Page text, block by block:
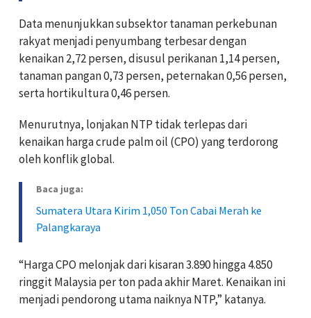
Data menunjukkan subsektor tanaman perkebunan
rakyat menjadi penyumbang terbesar dengan
kenaikan 2,72 persen, disusul perikanan 1,14 persen,
tanaman pangan 0,73 persen, peternakan 0,56 persen,
serta hortikultura 0,46 persen.
Menurutnya, lonjakan NTP tidak terlepas dari
kenaikan harga crude palm oil (CPO) yang terdorong
oleh konflik global.
Baca juga:
Sumatera Utara Kirim 1,050 Ton Cabai Merah ke
Palangkaraya
“Harga CPO melonjak dari kisaran 3.890 hingga 4.850
ringgit Malaysia per ton pada akhir Maret. Kenaikan ini
menjadi pendorong utama naiknya NTP,” katanya.